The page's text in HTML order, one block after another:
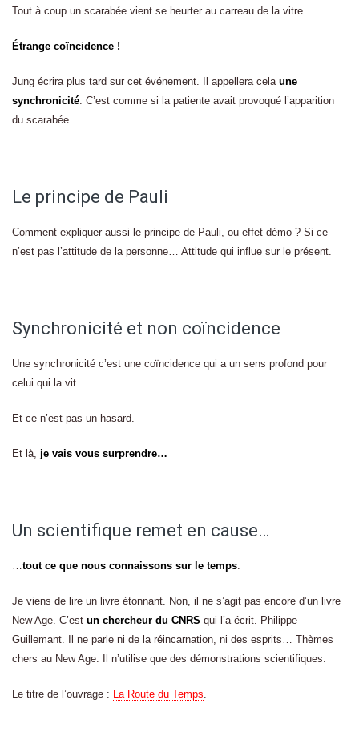
Tout à coup un scarabée vient se heurter au carreau de la vitre.
Étrange coïncidence !
Jung écrira plus tard sur cet événement. Il appellera cela une
synchronicité. C’est comme si la patiente avait provoqué l’apparition
du scarabée.
Le principe de Pauli
Comment expliquer aussi le principe de Pauli, ou effet démo ? Si ce
n’est pas l’attitude de la personne… Attitude qui influe sur le présent.
Synchronicité et non coïncidence
Une synchronicité c’est une coïncidence qui a un sens profond pour
celui qui la vit.
Et ce n’est pas un hasard.
Et là, je vais vous surprendre…
Un scientifique remet en cause…
…tout ce que nous connaissons sur le temps.
Je viens de lire un livre étonnant. Non, il ne s’agit pas encore d’un livre
New Age. C’est un chercheur du CNRS qui l’a écrit. Philippe
Guillemant. Il ne parle ni de la réincarnation, ni des esprits… Thèmes
chers au New Age. Il n’utilise que des démonstrations scientifiques.
Le titre de l’ouvrage : La Route du Temps.